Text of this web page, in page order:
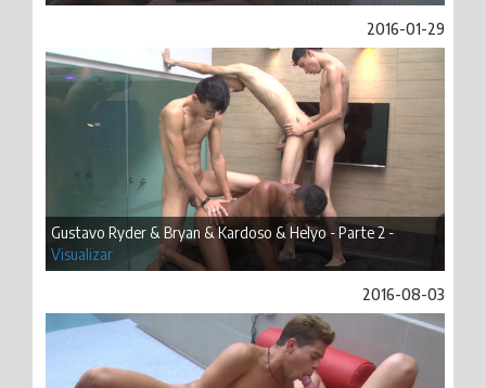
2016-01-29
Gustavo Ryder & Bryan & Kardoso & Helyo - Parte 2 -
Visualizar
2016-08-03